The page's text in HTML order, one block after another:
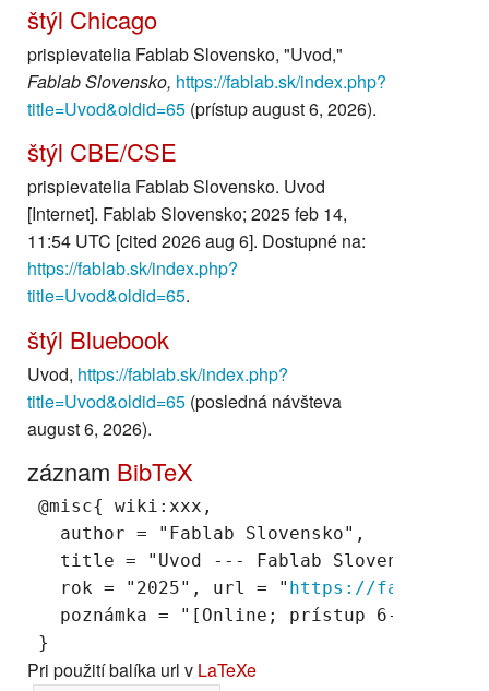
štýl Chicago
prispievatelia Fablab Slovensko, "Uvod,"
Fablab Slovensko, https://fablab.sk/index.php?
title=Uvod&oldid=65 (prístup august 6, 2026).
štýl CBE/CSE
prispievatelia Fablab Slovensko. Uvod
[Internet]. Fablab Slovensko; 2025 feb 14,
11:54 UTC [cited 2026 aug 6]. Dostupné na:
https://fablab.sk/index.php?
title=Uvod&oldid=65.
štýl Bluebook
Uvod, https://fablab.sk/index.php?
title=Uvod&oldid=65 (posledná návšteva
august 6, 2026).
záznam BibTeX
@misc{ wiki:xxx,
   author = "Fablab Slovensko",
title = "Uvod --- Fablab Slovensko{,}
   rok = "2025", url = "
https://fablab.sk/
poznámka = "[Online; prístup 6-august-
Pri použití balíka url v LaTeXe